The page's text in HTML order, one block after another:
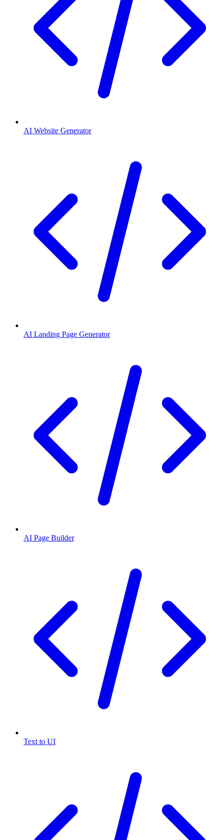
AI Website Generator
AI Landing Page Generator
AI Page Builder
Text to UI